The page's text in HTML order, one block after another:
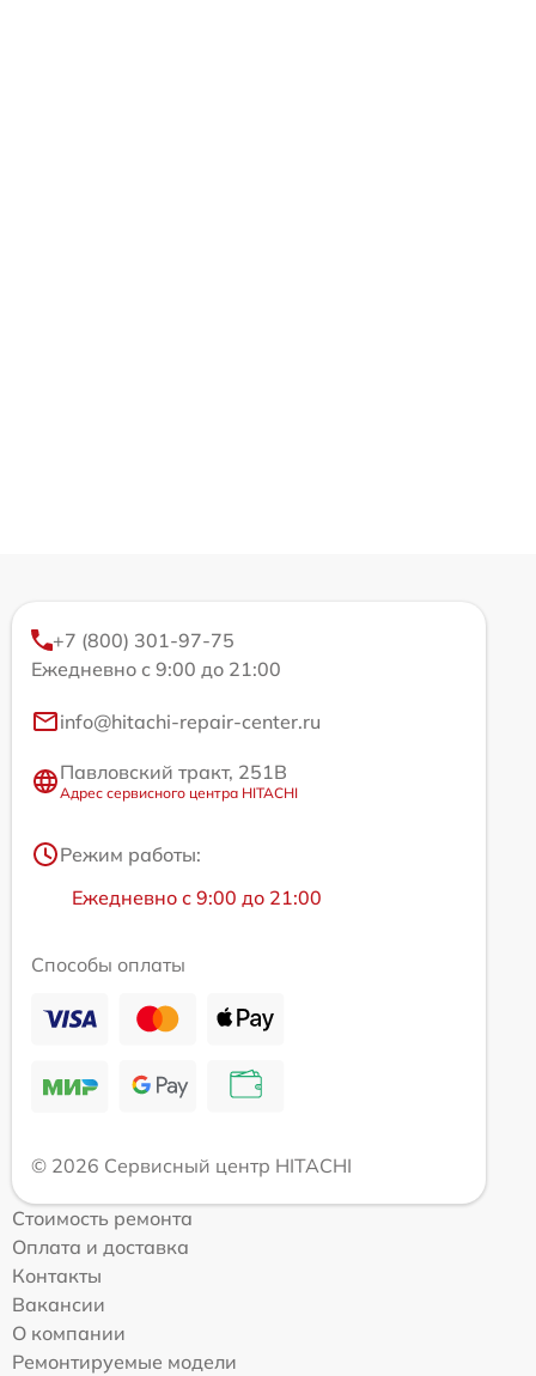
+7 (800) 301-97-75
Ежедневно с 9:00 до 21:00
info@hitachi-repair-center.ru
Павловский тракт, 251В
Адрес сервисного центра HITACHI
Режим работы:
Ежедневно с 9:00 до 21:00
Способы оплаты
© 2026 Сервисный центр HITACHI
Стоимость ремонта
Оплата и доставка
Контакты
Вакансии
О компании
Ремонтируемые модели